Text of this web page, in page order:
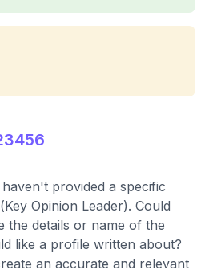
provided a specific
Opinion Leader). Could
the details or name of the
like a profile written about?
an accurate and relevant